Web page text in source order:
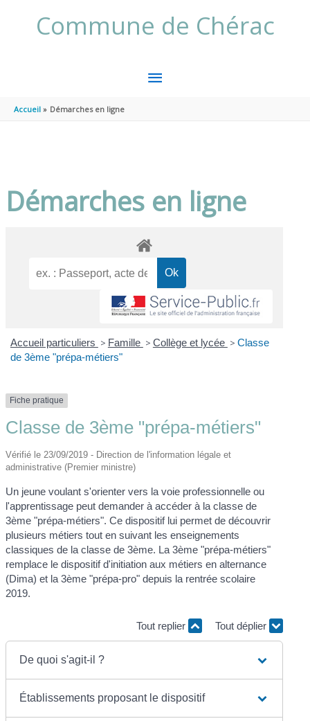
Commune de Chérac
MENU
Accueil Démarches en ligne
Démarches en ligne
Accueil particuliers > Famille > Collège et lycée > Classe
de 3ème "prépa-métiers"
Fiche pratique
Classe de 3ème "prépa-métiers"
Vérifié le 23/09/2019 - Direction de l'information légale et
administrative (Premier ministre)
Un jeune voulant s'orienter vers la voie professionnelle ou
l'apprentissage peut demander à accéder à la classe de
3ème "prépa-métiers". Ce dispositif lui permet de découvrir
plusieurs métiers tout en suivant les enseignements
classiques de la classe de 3ème. La 3ème "prépa-métiers"
remplace le dispositif d'initiation aux métiers en alternance
(Dima) et la 3ème "prépa-pro" depuis la rentrée scolaire
2019.
Tout replier Tout déplier
De quoi s'agit-il ?
Établissements proposant le dispositif